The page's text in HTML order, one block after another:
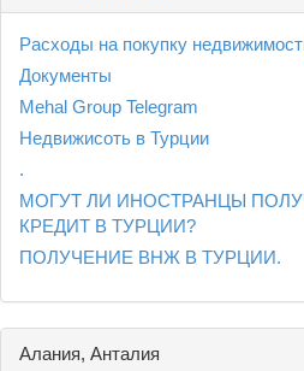
Расходы на покупку
Документы
Mehal Group Telegram
Недвижисоть в Турции
.
МОГУТ ЛИ ИНОСТРАНЦЫ
КРЕДИТ В ТУРЦИИ?
ПОЛУЧЕНИЕ ВНЖ В ТУРЦИИ.
Алания, Анталия